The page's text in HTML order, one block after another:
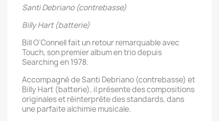
Santi Debriano (contrebasse)
Billy Hart (batterie)
Bill O'Connell fait un retour remarquable avec
Touch, son premier album en trio depuis
Searching en 1978.
Accompagné de Santi Debriano (contrebasse) et
Billy Hart (batterie), il présente des compositions
originales et réinterprète des standards, dans
une parfaite alchimie musicale.